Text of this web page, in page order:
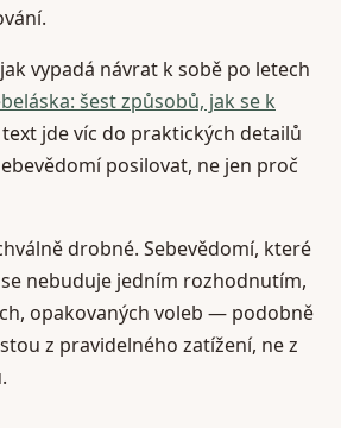
vypadá návrat k sobě po letech
šest způsobů, jak se k
text jde víc do praktických detailů
posilovat, ne jen proč
drobné. Sebevědomí, které
nebuduje jedním rozhodnutím,
opakovaných voleb — podobně
z pravidelného zatížení, ne z